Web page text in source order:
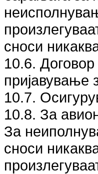
сноси
10.6.
пријавување
10.7.
10.8. За
За
сноси